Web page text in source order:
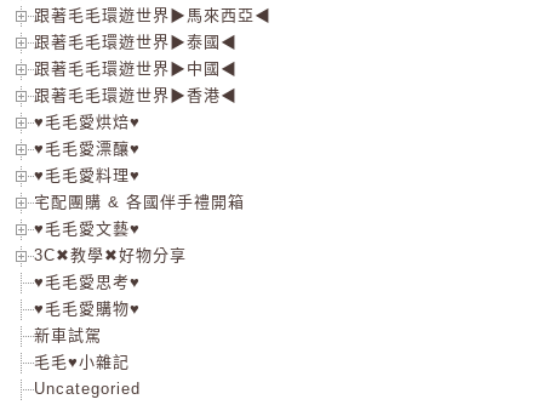
跟著毛毛環遊世界▶馬來西亞◀
跟著毛毛環遊世界▶泰國◀
跟著毛毛環遊世界▶中國◀
跟著毛毛環遊世界▶香港◀
♥毛毛愛烘焙♥
♥毛毛愛漂釀♥
♥毛毛愛料理♥
宅配團購 & 各國伴手禮開箱
♥毛毛愛文藝♥
3C✖教學✖好物分享
♥毛毛愛思考♥
♥毛毛愛購物♥
新車試駕
毛毛♥小雜記
Uncategoried